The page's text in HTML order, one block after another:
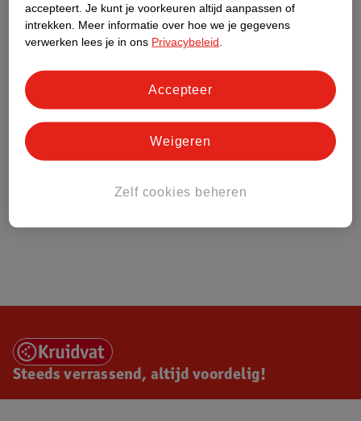
Over Kruidvat
Steeds verrassend, altijd voordelig!
accepteert. Je kunt je voorkeuren altijd aanpassen of
intrekken.
Meer informatie over hoe we je gegevens
verwerken lees je in ons Privacybeleid
Zelf cookies beheren
Weigeren
Accepteer